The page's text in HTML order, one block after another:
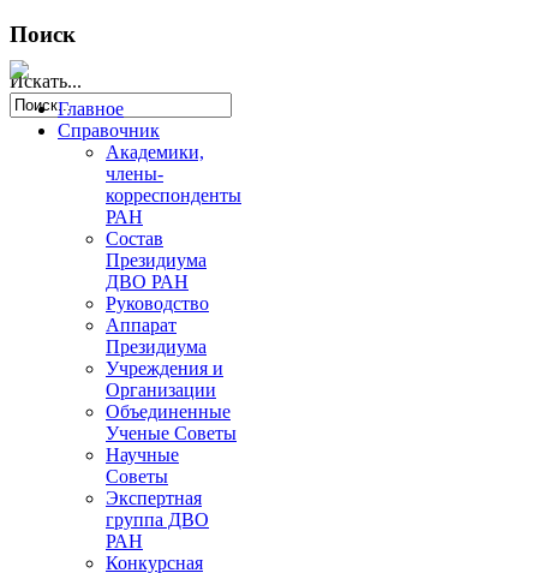
Поиск
Искать...
Главное
Справочник
Академики,
члены-
корреспонденты
РАН
Состав
Президиума
ДВО РАН
Руководство
Аппарат
Президиума
Учреждения и
Организации
Объединенные
Ученые Советы
Научные
Советы
Экспертная
группа ДВО
РАН
Конкурсная